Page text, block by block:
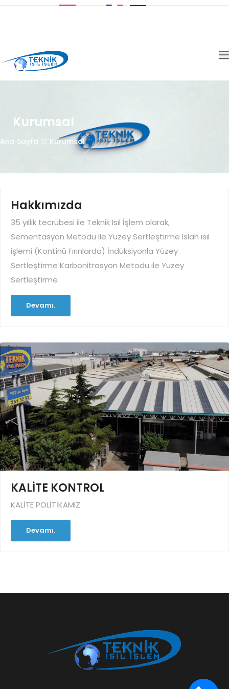
Kurumsal
Ana Sayfa Kurumsal
Hakkımızda
35 yıllık tecrübesi ile Teknik Isıl İşlem olarak,
Sementasyon Metodu ile Yüzey Sertleştirme Islah ısıl
işlemi (Kontinü Fırınlarda) İndüksiyonla Yüzey
Sertleştirme Karbonitrasyon Metodu ile Yüzey
Sertleştirme
Devamı.
KALİTE KONTROL
KALİTE POLİTİKAMIZ
Devamı.